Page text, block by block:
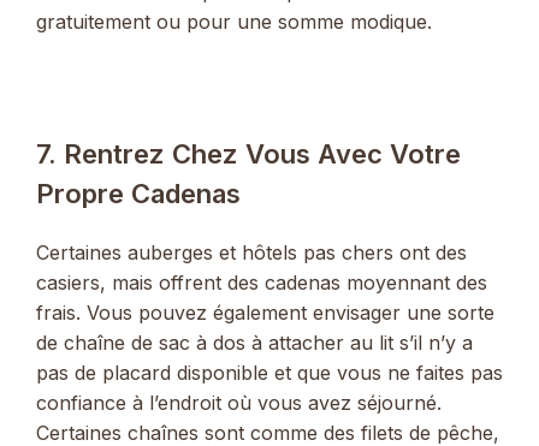
gratuitement ou pour une somme modique.
7. Rentrez Chez Vous Avec Votre
Propre Cadenas
Certaines auberges et hôtels pas chers ont des
casiers, mais offrent des cadenas moyennant des
frais. Vous pouvez également envisager une sorte
de chaîne de sac à dos à attacher au lit s’il n’y a
pas de placard disponible et que vous ne faites pas
confiance à l’endroit où vous avez séjourné.
Certaines chaînes sont comme des filets de pêche,